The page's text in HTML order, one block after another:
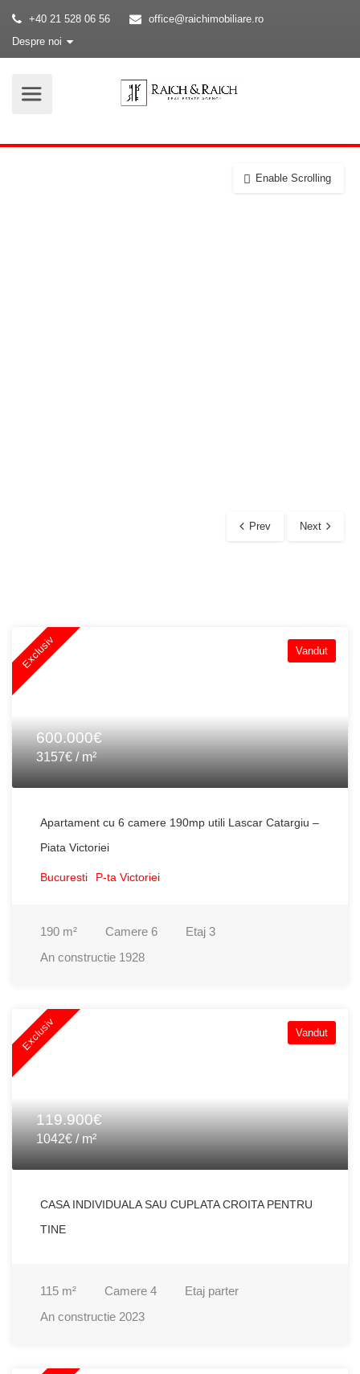
+40 21 528 06 56
office@raichimobiliare.ro
Despre noi
Enable Scrolling
Prev Next
Exclusiv Vandut
600.000€
3157€ / m²
Apartament cu 6 camere 190mp utili Lascar Catargiu –
Piata Victoriei
Bucuresti P-ta Victoriei
190 m² Camere 6 Etaj 3
An constructie 1928
Exclusiv Vandut
119.900€
1042€ / m²
CASA INDIVIDUALA SAU CUPLATA CROITA PENTRU
TINE
115 m² Camere 4 Etaj parter
An constructie 2023